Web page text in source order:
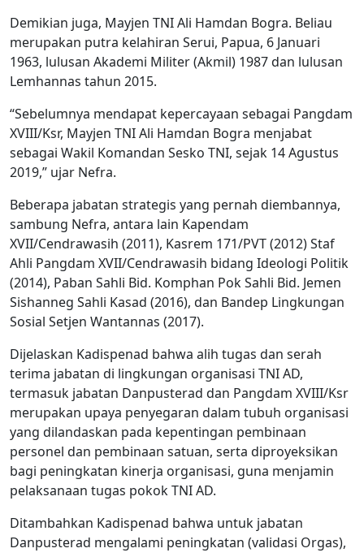
Demikian juga, Mayjen TNI Ali Hamdan Bogra. Beliau
merupakan putra kelahiran Serui, Papua, 6 Januari
1963, lulusan Akademi Militer (Akmil) 1987 dan lulusan
Lemhannas tahun 2015.
“Sebelumnya mendapat kepercayaan sebagai Pangdam
XVIII/Ksr, Mayjen TNI Ali Hamdan Bogra menjabat
sebagai Wakil Komandan Sesko TNI, sejak 14 Agustus
2019,” ujar Nefra.
Beberapa jabatan strategis yang pernah diembannya,
sambung Nefra, antara lain Kapendam
XVII/Cendrawasih (2011), Kasrem 171/PVT (2012) Staf
Ahli Pangdam XVII/Cendrawasih bidang Ideologi Politik
(2014), Paban Sahli Bid. Komphan Pok Sahli Bid. Jemen
Sishanneg Sahli Kasad (2016), dan Bandep Lingkungan
Sosial Setjen Wantannas (2017).
Dijelaskan Kadispenad bahwa alih tugas dan serah
terima jabatan di lingkungan organisasi TNI AD,
termasuk jabatan Danpusterad dan Pangdam XVIII/Ksr
merupakan upaya penyegaran dalam tubuh organisasi
yang dilandaskan pada kepentingan pembinaan
personel dan pembinaan satuan, serta diproyeksikan
bagi peningkatan kinerja organisasi, guna menjamin
pelaksanaan tugas pokok TNI AD.
Ditambahkan Kadispenad bahwa untuk jabatan
Danpusterad mengalami peningkatan (validasi Orgas),